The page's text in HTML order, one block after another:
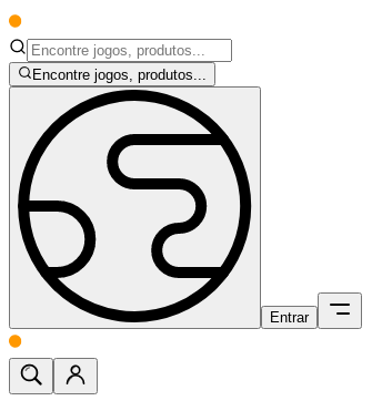
Encontre jogos, produtos...
Entrar